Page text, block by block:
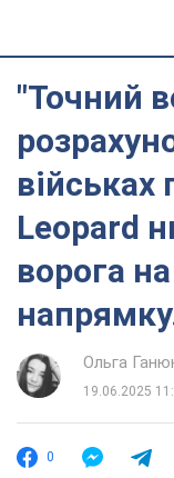
"Точний
військах
Leopard
ворога
Ольга
19.06.2025
0